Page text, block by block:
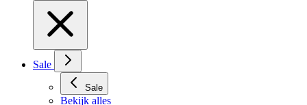
Sale
Sale
Bekijk alles